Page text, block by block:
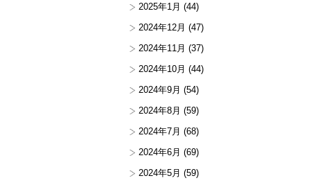
2025年1月 (44)
2024年12月 (47)
2024年11月 (37)
2024年10月 (44)
2024年9月 (54)
2024年8月 (59)
2024年7月 (68)
2024年6月 (69)
2024年5月 (59)